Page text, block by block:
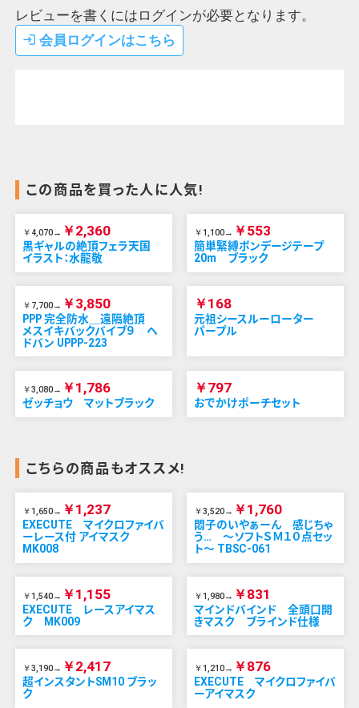
レビューを書くにはログインが必要となります。
login 会員ログインはこちら
この商品を買った人に人気!
￥4,070→ ￥2,360
黒ギャルの絶頂フェラ天国
イラスト：水龍敬
￥1,100→ ￥553
簡単緊縛ボンデージテープ
20m ブラック
￥7,700→ ￥3,850
PPP 完全防水＿遠隔絶頂
メスイキバックバイブ９ ヘ
ドバン UPPP-223
￥168
元祖シースルーローター
パープル
￥3,080→ ￥1,786
ゼッチョウ マットブラック
￥797
おでかけポーチセット
こちらの商品もオススメ!
￥1,650→ ￥1,237
EXECUTE マイクロファイバ
ーレース付 アイマスク
MK008
￥3,520→ ￥1,760
悶子のいやぁーん 感じちゃ
う… ～ソフトＳＭ１０点セッ
ト～ TBSC-061
￥1,540→ ￥1,155
EXECUTE レースアイマス
ク MK009
￥1,980→ ￥831
マインドバインド 全頭口開
きマスク ブラインド仕様
￥3,190→ ￥2,417
超インスタントSM10 ブラッ
ク
￥1,210→ ￥876
EXECUTE マイクロファイバ
ーアイマスク